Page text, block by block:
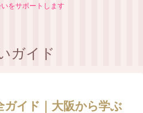
をサポートします
ガイド
ガイド｜大阪から学ぶ